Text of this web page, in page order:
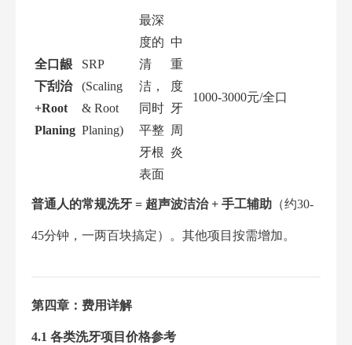
全口龈
下刮治
+Root
Planing
SRP
(Scaling
& Root
Planing)
最深
度的
清
洁，
同时
平整
牙根
表面
中
重
度
牙
周
炎
1000-3000元/全口
普通人的常规洗牙 = 超声波洁治 + 手工辅助 （约30-
45分钟，一两百块搞定）。其他项目按需增加。
第四章：费用详解
4.1 各类洗牙项目价格参考